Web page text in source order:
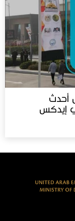
أحدث
إيدكس‬⁩